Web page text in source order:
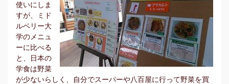
使いにしま
すが、ミド
ルベリー大
学のメニュ
ーに比べる
と、日本の
学食は野菜
が少ないらしく、自分でスーパーや八百屋に行って野菜を買